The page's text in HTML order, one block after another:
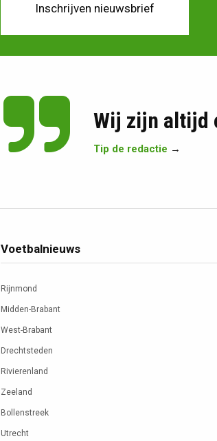
Inschrijven nieuwsbrief
Wij zijn altijd
Tip de redactie →
Voetbalnieuws
Rijnmond
Midden-Brabant
West-Brabant
Drechtsteden
Rivierenland
Zeeland
Bollenstreek
Utrecht